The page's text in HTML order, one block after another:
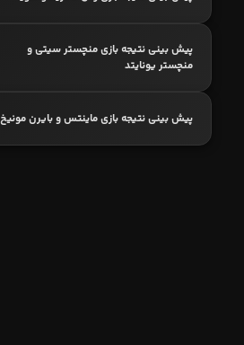
پیش بینی نتیجه بازی منچستر سیتی و
منچستر یونایتد
پیش بینی نتیجه بازی ماینتس و بایرن مونیخ